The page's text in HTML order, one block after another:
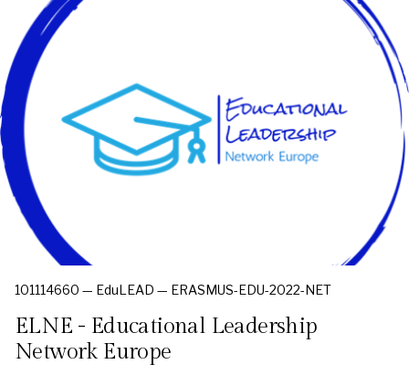
101114660 — EduLEAD — ERASMUS-EDU-2022-NET
ELNE - Educational Leadership
Network Europe